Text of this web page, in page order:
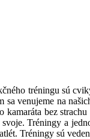
tréningu sú
venujeme na
kamaráta bez
Tréningy a
Tréningy sú